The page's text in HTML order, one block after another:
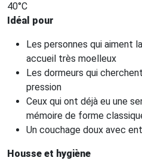
40°C
Idéal pour
Les personnes qui aiment
accueil très moelleux
Les dormeurs qui
pression
Ceux qui ont déjà eu une
mémoire de forme
Un couchage doux avec
Housse et hygiène